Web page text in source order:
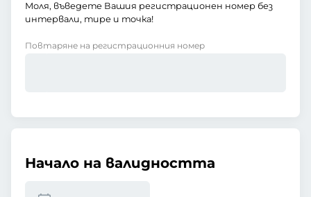
Моля, въведете Вашия регистрационен номер без
интервали, тире и точка!
Повтаряне на регистрационния номер
Начало на валидността